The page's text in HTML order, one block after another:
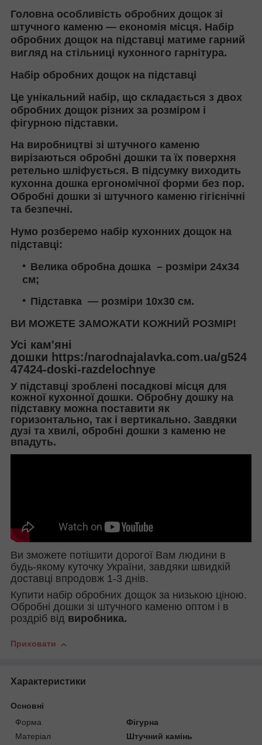
Головна особливість обробних дощок зі
штучного каменю — економія місця. Набір
обробних дощок на підставці матиме гарний
вигляд на стільниці кухонного гарнітура.
Набір обробних дощок на підставці
Це унікальний набір, що складається з двох
обробних дощок різних за розміром і
фігурною підставки.
На виробництві зі штучного каменю
вирізаються обробні дошки та їх поверхня
ретельно шліфується. В підсумку виходить
кухонна дошка ергономічної форми без пор.
Обробні дошки зі штучного каменю гігієнічні
та безпечні.
Нумо розберемо набір кухонних дощок на
підставці:
Велика обробна дошка – розміри 24х34
см;
Підставка — розміри 10х30 см.
ВИ МОЖЕТЕ ЗАМОЖАТИ КОЖНИЙ РОЗМІР!
Усі кам'яні
дошки https:/narodnajalavka.com.ua/g524
47424-doski-razdelochnye
У підставці зроблені посадкові місця для
кожної кухонної дошки. Обробну дошку на
підставку можна поставити як
горизонтально, так і вертикально. Завдяки
дузі та хвилі, обробні дошки з каменю не
впадуть.
Ви зможете потішити дорогої Вам людини в
будь-якому куточку України, завдяки швидкій
доставці впродовж 1-3 днів.
Купити набір обробних дощок за низькою ціною.
Обробні дошки зі штучного каменю оптом і в
роздріб від виробника.
Приховати
Характеристики
Основні
Форма
Фігурна
Матеріал
Штучний камінь